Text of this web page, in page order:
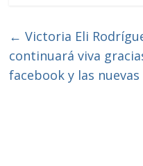
← Victoria Eli
continuará viva
facebook y las